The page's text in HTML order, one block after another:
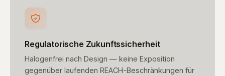
Regulatorische Zukunftssicherheit
Halogenfrei nach Design — keine Exposition
gegenüber laufenden REACH-Beschränkungen für